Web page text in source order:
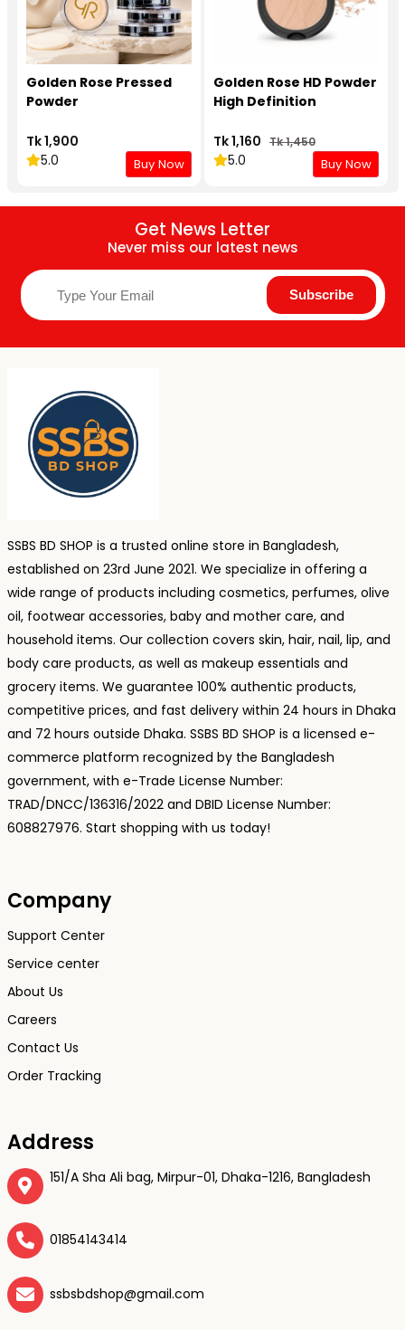
Golden Rose Pressed
Powder
Tk 1,900
5.0
Buy Now
Golden Rose HD Powder
High Definition
Tk 1,160 Tk 1,450
5.0 Buy Now
Get News Letter
Never miss our latest news
SSBS BD SHOP is a trusted online store in Bangladesh,
established on 23rd June 2021. We specialize in offering a
wide range of products including cosmetics, perfumes, olive
oil, footwear accessories, baby and mother care, and
household items. Our collection covers skin, hair, nail, lip, and
body care products, as well as makeup essentials and
grocery items. We guarantee 100% authentic products,
competitive prices, and fast delivery within 24 hours in Dhaka
and 72 hours outside Dhaka. SSBS BD SHOP is a licensed e-
commerce platform recognized by the Bangladesh
government, with e-Trade License Number:
TRAD/DNCC/136316/2022 and DBID License Number:
608827976. Start shopping with us today!
Company
Support Center
Service center
About Us
Careers
Contact Us
Order Tracking
Address
151/A Sha Ali bag, Mirpur-01, Dhaka-1216, Bangladesh
01854143414
ssbsbdshop@gmail.com